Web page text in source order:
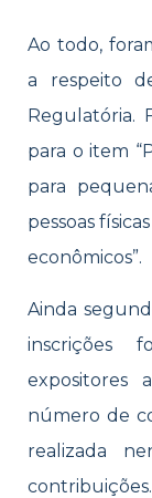
Ao todo,
a respeito
Regulatória.
para o item
para
pessoas
econômicos”.
Ainda
inscrições
expositores
número de
realizada
contribuições.